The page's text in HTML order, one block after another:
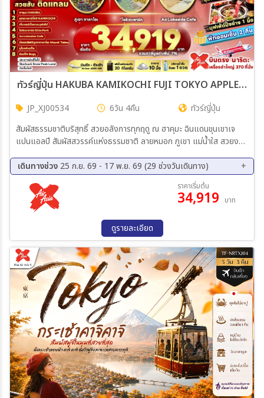
ทัวร์ญี่ปุ่น HAKUBA KAMIKOCHI FUJI TOKYO APPLE PICKING ทัวร์ เรียล เรียล…Autumn Fest ฮาคุบะ คามิโคจิ 1 6วัน 4คืน (XJ)
JP_XJ00534 6วัน 4คืน
ทัวร์ญี่ปุ่น
สัมผัสธรรมชาติบริสุทธิ์ สวยอลังการทุกฤดู ณ ฮาคุมะ ฉินแดนขุนเขาเจ
แปนแอลปี สัมผัสสวรรค์แห่งธรรมชาติ ลายหมอก ภูเขา แม่น้ำใส สวยงาม
เฟด์ กิจกรรมสุดฝืน พร้อมซึมรสชาติหวานฉ่ำ สด สด กรอบ เต็มค่าจากต้น
ชมใบไม้เปลี่ยนสีสวยละมุน จากหลังเจแปนแอลป์ บรรยากาศโรแมนติกสุด
ประทับใจ ณ โออิเดะพาร์ค จิบถาแฟริมทะเลสาบ ชมวิวรรรมชาติสุดชิล ณ
Ao Laheside Cafe แชะภาพมุมสูงสุดปัง! นั่งแชร์ลิฟท์ภูเขาภาคาโอะ
สัมผัสรรรมชาติแบบใกล้ชิด อุโมงค์เมเบิ้ล โมมีจิไคโร แลนต์มาร์กฤดูในใช้
ร่วงที่ชีวิตนี้ต้องมาเยือนสักครั้ง ช้อปปิ้งย่านซินจูกุ สวรรค์นักช้อป! ของ
แบรนด์ดัง มือสอง ของฝากครบ พักออนเซ็น 2 คืน
เดินทางช่วง 25 ก.ย. 69 - 17 พ.ย. 69 (29 ช่วงวันเดินทาง)
25 ก.ย. 69 - 30 ก.ย. 69
01 ต.ค. 69 - 06 ต.ค. 69
02 ต.ค. 69 - 07 ต.ค. 69
07 ต.ค. 69 - 12 ต.ค. 69
12 ต.ค. 69 - 17 ต.ค. 69
15 ต.ค. 69 - 20 ต.ค. 69
18 ต.ค. 69 - 23 ต.ค. 69
24 ต.ค. 69 - 29 ต.ค. 69
25 ต.ค. 69 - 30 ต.ค. 69
26 ต.ค. 69 - 31 ต.ค. 69
27 ต.ค. 69 - 01 พ.ย. 69
28 ต.ค. 69 - 02 พ.ย. 69
29 ต.ค. 69 - 03 พ.ย. 69
30 ต.ค. 69 - 04 พ.ย. 69
31 ต.ค. 69 - 05 พ.ย. 69
01 พ.ย. 69 - 06 พ.ย. 69
02 พ.ย. 69 - 07 พ.ย. 69
03 พ.ย. 69 - 08 พ.ย. 69
04 พ.ย. 69 - 09 พ.ย. 69
05 พ.ย. 69 - 10 พ.ย. 69
06 พ.ย. 69 - 11 พ.ย. 69
07 พ.ย. 69 - 12 พ.ย. 69
08 พ.ย. 69 - 13 พ.ย. 69
09 พ.ย. 69 - 14 พ.ย. 69
10 พ.ย. 69 - 15 พ.ย. 69
11 พ.ย. 69 - 16 พ.ย. 69
12 พ.ย. 69 - 17 พ.ย. 69
ราคาเริ่มต้น
34,919 บาท
ดูรายละเอียด